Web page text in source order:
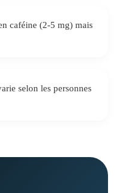
caféine (2-5 mg) mais
selon les personnes